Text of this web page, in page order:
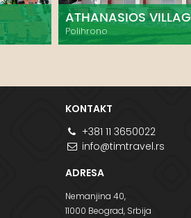
ATHANASIOS
Polihrono
KONTAKT
+381 11 3650022
info@timtravel.rs
ADRESA
Nemanjina 40,
11000 Beograd, Srbija